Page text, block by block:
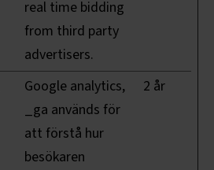
real time bidding
from third party
advertisers.
Google analytics,
_ga används för
att förstå hur
besökaren
2 år